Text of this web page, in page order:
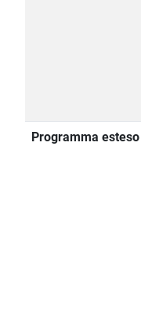
Programma esteso